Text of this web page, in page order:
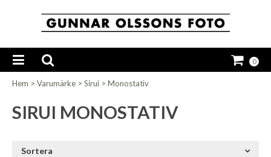
0
Hem > Varumärke > Sirui > Monostativ
SIRUI MONOSTATIV
Sortera